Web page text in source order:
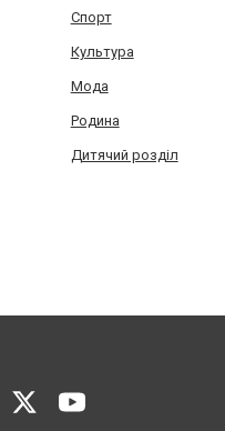
Спорт
Культура
Мода
Родина
Дитячий розділ